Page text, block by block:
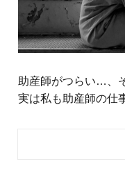
助産師がつらい…、
実は私も助産師の仕